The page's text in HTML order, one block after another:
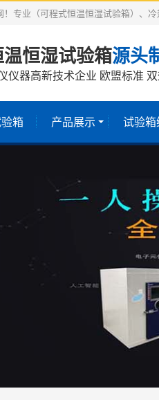
专业（可程式恒温恒湿试验箱）、
恒湿试验箱源头
仪器高新技术企业 欧盟标准
箱 产品展示 试验